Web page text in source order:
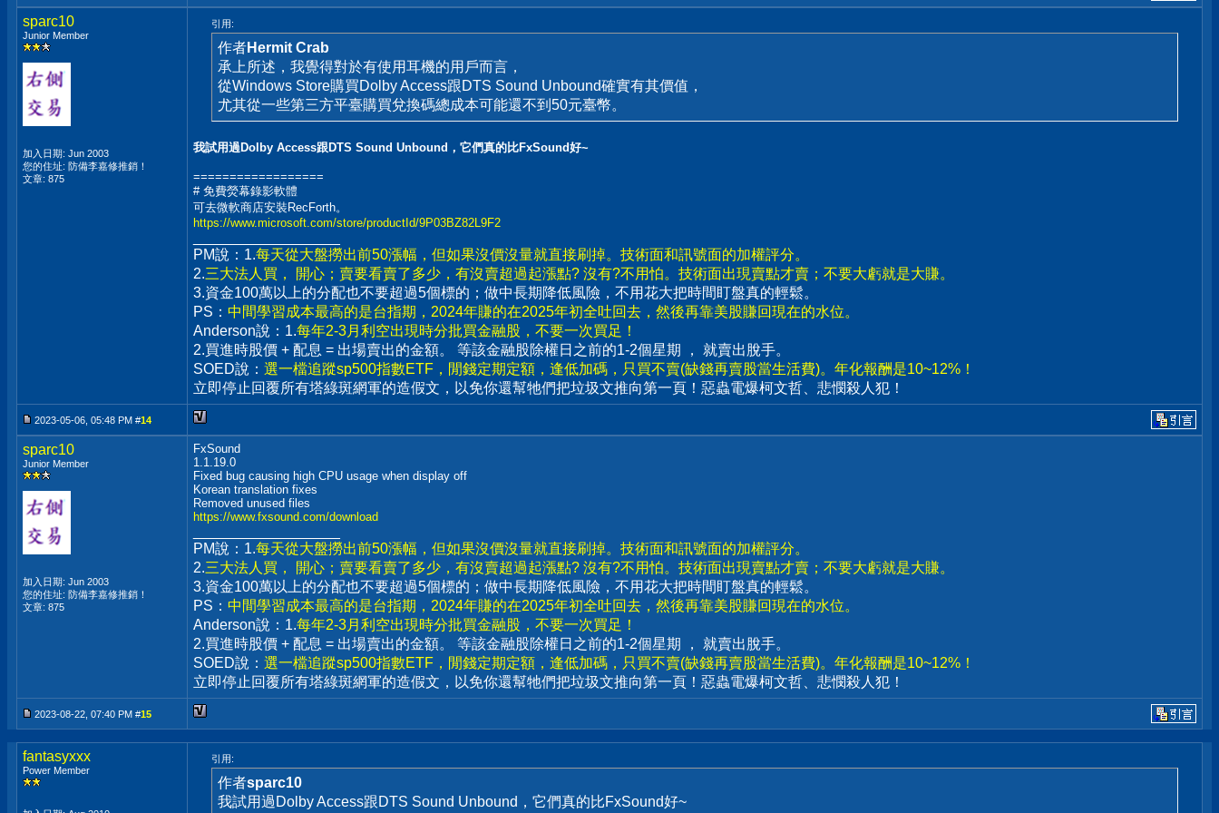
sparc10
Junior Member
加入日期: Jun 2003
您的住址: 防備李嘉修推銷！
文章: 875
引用:
作者Hermit Crab
承上所述，我覺得對於有使用耳機的用戶而言，
從Windows Store購買Dolby Access跟DTS Sound Unbound確實有其價值，
尤其從一些第三方平臺購買兌換碼總成本可能還不到50元臺幣。
我試用過Dolby Access跟DTS Sound Unbound，它們真的比FxSound好~
==================
# 免費熒幕錄影軟體
可去微軟商店安裝RecForth。
https://www.microsoft.com/store/productId/9P03BZ82L9F2
PM說：1.每天從大盤撈出前50漲幅，但如果沒價沒量就直接刷掉。技術面和訊號面的加權評分。
2.三大法人買， 開心；賣要看賣了多少，有沒賣超過起漲點? 沒有?不用怕。技術面出現賣點才賣；不要大虧就是大賺。
3.資金100萬以上的分配也不要超過5個標的；做中長期降低風險，不用花大把時間盯盤真的輕鬆。
PS： 中間學習成本最高的是台指期，2024年賺的在2025年初全吐回去，然後再靠美股賺回現在的水位。
Anderson說：1.每年2-3月利空出現時分批買金融股，不要一次買足！
2.買進時股價 + 配息 = 出場賣出的金額。 等該金融股除權日之前的1-2個星期 ， 就賣出脫手。
SOED說： 選一檔追蹤sp500指數ETF，閒錢定期定額，逢低加碼，只買不賣(缺錢再賣股當生活費)。年化報酬是10~12%！
立即停止回覆所有塔綠斑網軍的造假文，以免你還幫牠們把垃圾文推向第一頁！惡蟲電爆柯文哲、悲憫殺人犯！
2023-05-06, 05:48 PM #14
sparc10
Junior Member
加入日期: Jun 2003
您的住址: 防備李嘉修推銷！
文章: 875
FxSound
1.1.19.0
Fixed bug causing high CPU usage when display off
Korean translation fixes
Removed unused files
https://www.fxsound.com/download
PM說：1.每天從大盤撈出前50漲幅，但如果沒價沒量就直接刷掉。技術面和訊號面的加權評分。
2.三大法人買， 開心；賣要看賣了多少，有沒賣超過起漲點? 沒有?不用怕。技術面出現賣點才賣；不要大虧就是大賺。
3.資金100萬以上的分配也不要超過5個標的；做中長期降低風險，不用花大把時間盯盤真的輕鬆。
PS： 中間學習成本最高的是台指期，2024年賺的在2025年初全吐回去，然後再靠美股賺回現在的水位。
Anderson說：1.每年2-3月利空出現時分批買金融股，不要一次買足！
2.買進時股價 + 配息 = 出場賣出的金額。 等該金融股除權日之前的1-2個星期 ， 就賣出脫手。
SOED說： 選一檔追蹤sp500指數ETF，閒錢定期定額，逢低加碼，只買不賣(缺錢再賣股當生活費)。年化報酬是10~12%！
立即停止回覆所有塔綠斑網軍的造假文，以免你還幫牠們把垃圾文推向第一頁！惡蟲電爆柯文哲、悲憫殺人犯！
2023-08-22, 07:40 PM #15
fantasyxxx
Power Member
引用:
作者sparc10
我試用過Dolby Access跟DTS Sound Unbound，它們真的比FxSound好~